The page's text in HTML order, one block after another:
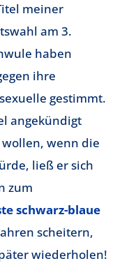
meiner
am 3.
haben
ihre
gestimmt.
angekündigt
wenn die
ließ er sich
zum
schwarz-blaue
scheitern,
wiederholen!